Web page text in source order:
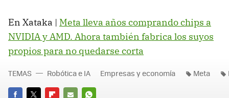
En Xataka | Meta lleva años comprando chips a
NVIDIA y AMD. Ahora también fabrica los suyos
propios para no quedarse corta
TEMAS Robótica e IA Empresas y economía Meta